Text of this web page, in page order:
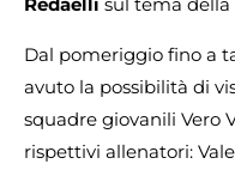
Redaelli sul tema della
Dal pomeriggio fino a
avuto la possibilità di
squadre giovanili Vero
rispettivi allenatori: